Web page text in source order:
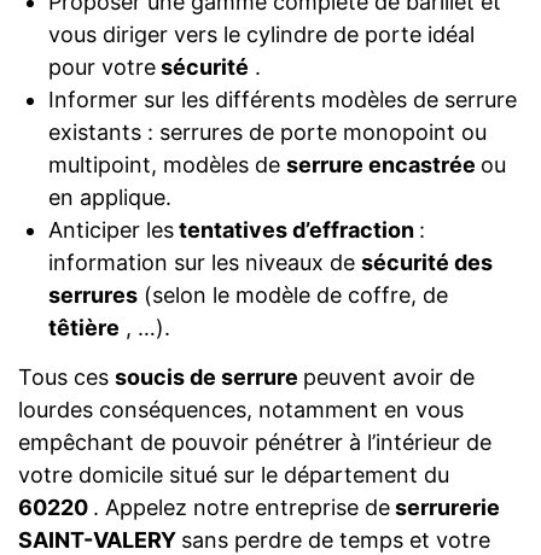
vous diriger vers le cylindre de porte idéal
pour votresécurité .
Informer sur les différents modèles de serrure
existants : serrures de porte monopoint ou
multipoint, modèles de serrure encastrée ou
en applique.
Anticiper lestentatives d’effraction :
information sur les niveaux de sécurité des
serrures(selon le modèle de coffre, de
têtière , …).
Tous ces soucis de serrure peuvent avoir de
lourdes conséquences, notamment en vous
empêchant de pouvoir pénétrer à l’intérieur de
votre domicile situé sur le département du
60220 . Appelez notre entreprise deserrurerie
SAINT-VALERY sans perdre de temps et votre